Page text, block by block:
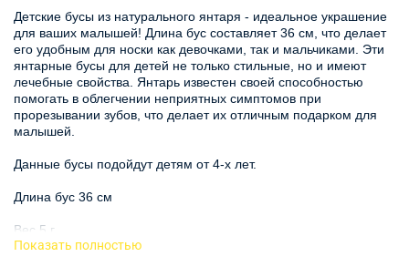
Детские бусы из натурального янтаря - идеальное украшение
для ваших малышей! Длина бус составляет 36 см, что делает
его удобным для носки как девочками, так и мальчиками. Эти
янтарные бусы для детей не только стильные, но и имеют
лечебные свойства. Янтарь известен своей способностью
помогать в облегчении неприятных симптомов при
прорезывании зубов, что делает их отличным подарком для
малышей.
Данные бусы подойдут детям от 4-х лет.
Длина бус 36 см
Вес 5 г
Показать полностью